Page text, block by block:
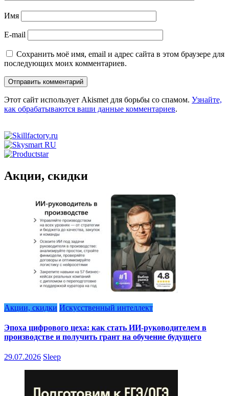
Имя
E-mail
Сохранить моё имя, email и адрес сайта в этом браузере для
последующих моих комментариев.
Этот сайт использует Akismet для борьбы со спамом. Узнайте,
как обрабатываются ваши данные комментариев.
Акции, скидки
Акции, скидки Искусственный интеллект
Эпоха цифрового цеха: как стать ИИ-руководителем в
производстве и получить грант на обучение будущего
29.07.2026 Sleep